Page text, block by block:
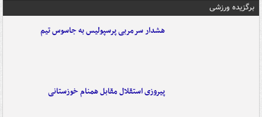
برگزیده ورزشی
هشدار سرمربی پرسپولیس به جاسوس تیم
پیروزی استقلال مقابل همنام خوزستانی